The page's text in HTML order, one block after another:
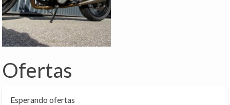
Ofertas
Esperando ofertas